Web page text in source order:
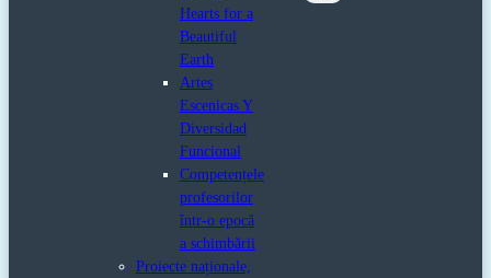
Hearts for a
Beautiful
Earth
Artes
Escenicas Y
Diversidad
Funcional
Competențele
profesorilor
într-o epocă
a schimbării
Proiecte naționale,